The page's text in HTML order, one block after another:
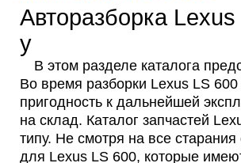
Авторазборка
у
В этом разделе каталога
Во время разборки Lexus LS
пригодность к дальнейшей
на склад. Каталог запчастей
типу. Не смотря на все
для Lexus LS 600, которые